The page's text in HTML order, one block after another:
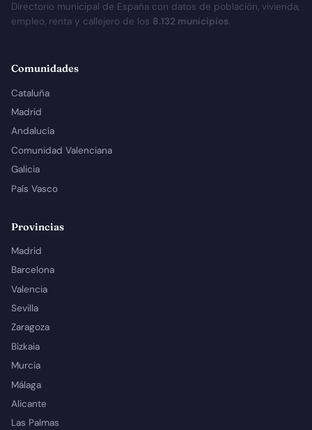
Directorio municipal de España con datos de población, vivienda,
empleo, renta y callejero de los 8.132 municipios.
Comunidades
Cataluña
Madrid
Andalucía
Comunidad Valenciana
Galicia
País Vasco
Provincias
Madrid
Barcelona
Valencia
Sevilla
Zaragoza
Bizkaia
Murcia
Málaga
Alicante
Las Palmas